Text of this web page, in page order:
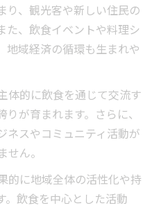
り、観光客や新しい住民の
た、飲食イベントや料理シ
地域経済の循環も生まれや
体的に飲食を通じて交流す
が育まれます。さらに、
ネスやコミュニティ活動が
ん。
的に地域全体の活性化や持
。飲食を中心とした活動